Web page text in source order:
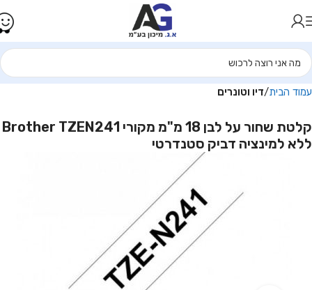
עמוד הבית דיו וטונרים
קלטת שחור על לבן 18 מ"מ מקורי Brother TZEN241
ללא למינציה דביק סטנדרטי